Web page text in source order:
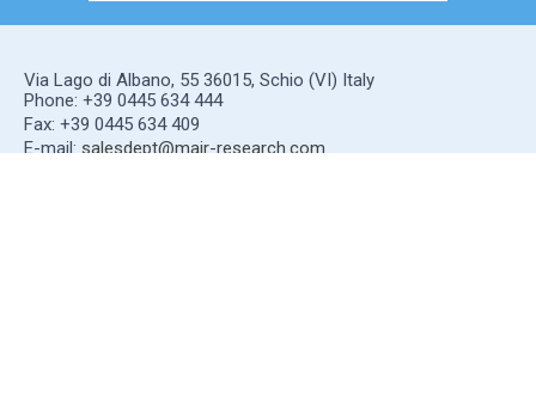
Via Lago di Albano, 55 36015, Schio (VI) Italy
Phone: +39 0445 634 444
Fax: +39 0445 634 409
E-mail:salesdept@mair-research.com